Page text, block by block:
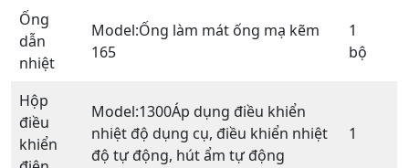
Ống
dẫn
nhiệt
Model:Ống làm mát ống mạ kẽm
165
1
bộ
Hộp
điều
khiển
Model:1300Áp dụng điều khiển
nhiệt độ dụng cụ, điều khiển nhiệt
độ tự động, hút ẩm tự động
1